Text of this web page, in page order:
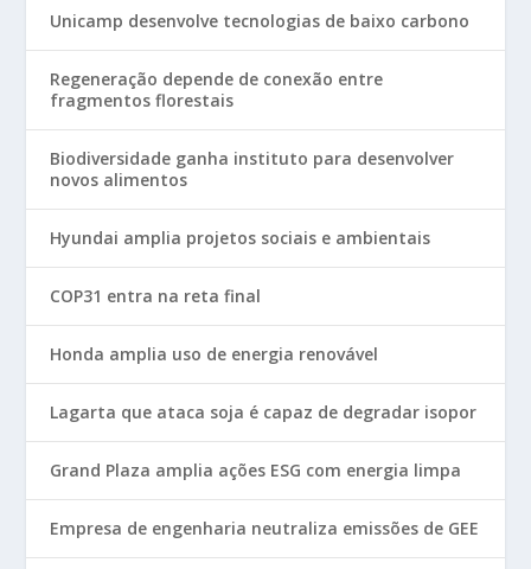
Unicamp desenvolve tecnologias de baixo carbono
Regeneração depende de conexão entre
fragmentos florestais
Biodiversidade ganha instituto para desenvolver
novos alimentos
Hyundai amplia projetos sociais e ambientais
COP31 entra na reta final
Honda amplia uso de energia renovável
Lagarta que ataca soja é capaz de degradar isopor
Grand Plaza amplia ações ESG com energia limpa
Empresa de engenharia neutraliza emissões de GEE